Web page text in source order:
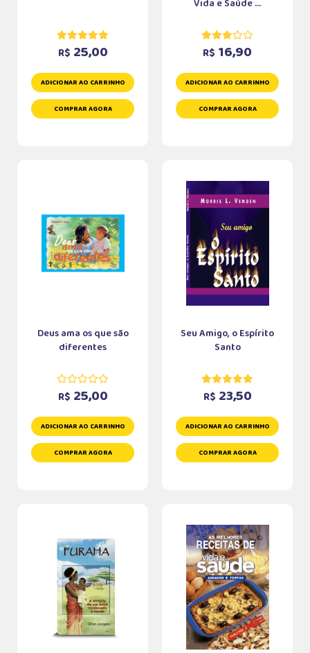
R$ 25,00
ADICIONAR AO CARRINHO
COMPRAR AGORA
Vida e Saúde ...
R$ 16,90
ADICIONAR AO CARRINHO
COMPRAR AGORA
Deus ama os que são
diferentes
R$ 25,00
ADICIONAR AO CARRINHO
COMPRAR AGORA
Seu Amigo, o Espírito
Santo
R$ 23,50
ADICIONAR AO CARRINHO
COMPRAR AGORA